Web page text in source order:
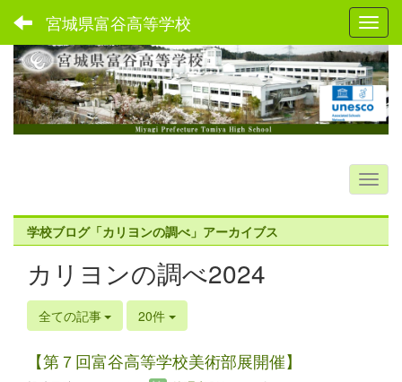
宮城県富谷高等学校
学校ブログ「カリヨンの調べ」アーカイブス
カリヨンの調べ2024
全ての記事 20件
【第７回富谷高等学校美術部展開催】